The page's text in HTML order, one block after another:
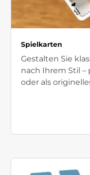
Spielkarten
Gestalten Sie
nach Ihrem Stil
oder als